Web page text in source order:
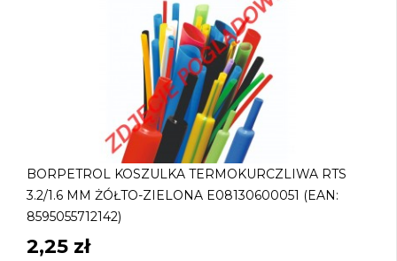
BORPETROL KOSZULKA TERMOKURCZLIWA RTS
3.2/1.6 MM ŻÓŁTO-ZIELONA E08130600051 (EAN:
8595055712142)
2,25 zł